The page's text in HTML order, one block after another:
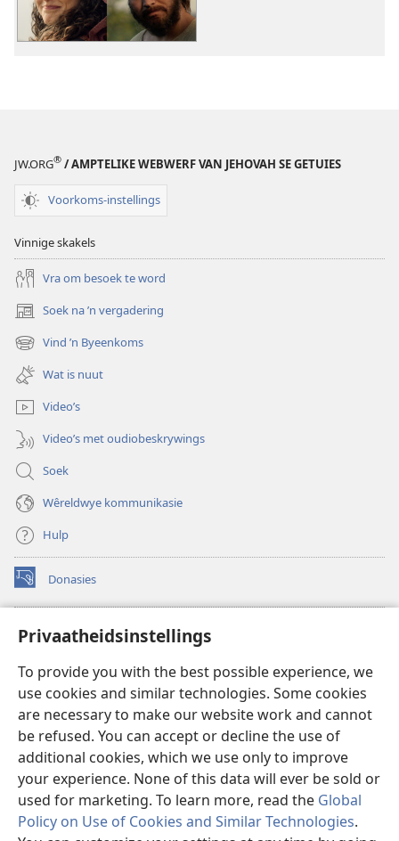
Privaatheidsinstellings
To provide you with the best possible experience, we
use cookies and similar technologies. Some cookies
are necessary to make our website work and cannot
be refused. You can accept or decline the use of
additional cookies, which we use only to improve
your experience. None of this data will ever be sold or
used for marketing. To learn more, read the Global
Policy on Use of Cookies and Similar Technologies.
JW.ORG® / AMPTELIKE WEBWERF VAN JEHOVAH SE GETUIES
Voorkoms-instellings
Vinnige skakels
Vra om besoek te word
Soek na ’n vergadering
(maak
nuwe
venster
oop)
Vind ’n Byeenkoms
(maak
nuwe
venster
oop)
Wat is nuut
Video’s
Video’s met oudiobeskrywings
Soek
Wêreldwye kommunikasie
Hulp
Donasies
(maak
nuwe
oop)
Wagtoring – AANLYN BIBLIOTEEK
(maak
venster
oop)
JW Hub
(maak
nuwe
venster
oop)
JW Library
Watchtower Library